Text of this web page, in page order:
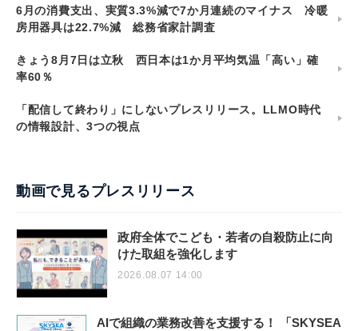
6月の消費支出、実質3.3%減で7か月連続のマイナス 冷暖
房用器具は22.7%減 総務省家計調査
きょう8月7日は立秋 西日本は1か月平均気温「高い」確
率60％
「配信して終わり」にしないプレスリリース。LLMO時代
の情報設計、3つの視点
動画で見るプレスリリース
政府全体でこども・若者の自殺防止に向
けた取組を強化します
2026.08.07 14:00
AIで組織の業務改善を支援する！ 「SKYSEA